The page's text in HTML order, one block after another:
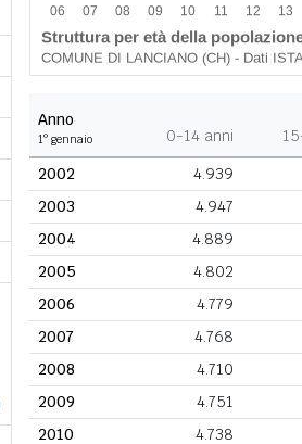
Anno
1° gennaio 0-14 anni
2002
4.939
2003
4.947
2004
4.889
2005
4.802
2006
4.779
2007
4.768
2008
4.710
2009
4.751
2010
4.738